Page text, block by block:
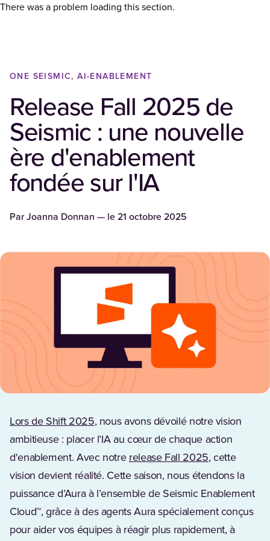
There was a problem loading this section.
ONE SEISMIC, AI-ENABLEMENT
Release Fall 2025 de
Seismic : une nouvelle
ère d'enablement
fondée sur l'IA
ParJoanna Donnan — le 21 octobre 2025
Lors de Shift 2025, nous avons dévoilé notre vision
ambitieuse : placer l’IA au cœur de chaque action
d'enablement. Avec notre release Fall 2025(Opens in a
, cette
vision devient réalité. Cette saison, nous étendons la
puissance d’Aura à l’ensemble de Seismic Enablement
Cloud™, grâce à des agents Aura spécialement conçus
pour aider vos équipes à réagir plus rapidement, à